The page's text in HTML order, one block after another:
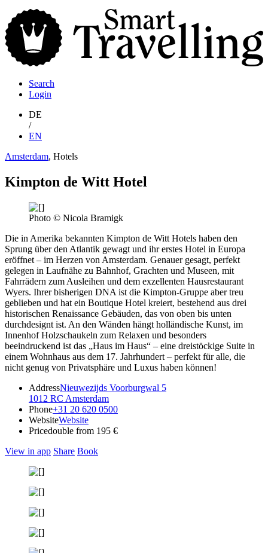
Search
Login
DE
/
EN
Amsterdam, Hotels
Kimpton de Witt Hotel
Photo © Nicola Bramigk
Die in Amerika bekannten Kimpton de Witt Hotels haben den
Sprung über den Atlantik gewagt und ihr erstes Hotel in Europa
eröffnet – im Herzen von Amsterdam. Genauer gesagt, perfekt
gelegen in Laufnähe zu Bahnhof, Grachten und Museen, mit
Fahrrädern zum Ausleihen und dem exzellenten Hausrestaurant
Wyers. Ihrer bisherigen DNA ist die Kimpton-Gruppe aber treu
geblieben und hat ein Boutique Hotel kreiert, bestehend aus drei
historischen Renaissance Gebäuden, das von oben bis unten
durchdesignt ist. An den Wänden hängt holländische Kunst, im
Innenhof Holzschaukeln zum Relaxen und besonders
beeindruckend ist das „Haus im Haus“ – eine dreistöckige Suite in
einem Wohnhaus aus dem 17. Jahrhundert – perfekt für alle, die
nicht genug von Privatsphäre und Luxus haben können!
AddressNieuwezijds Voorburgwal 5
1012 RC Amsterdam
Phone+31 20 620 0500
WebsiteWebsite
Pricedouble from 195 €
View in app Share Book